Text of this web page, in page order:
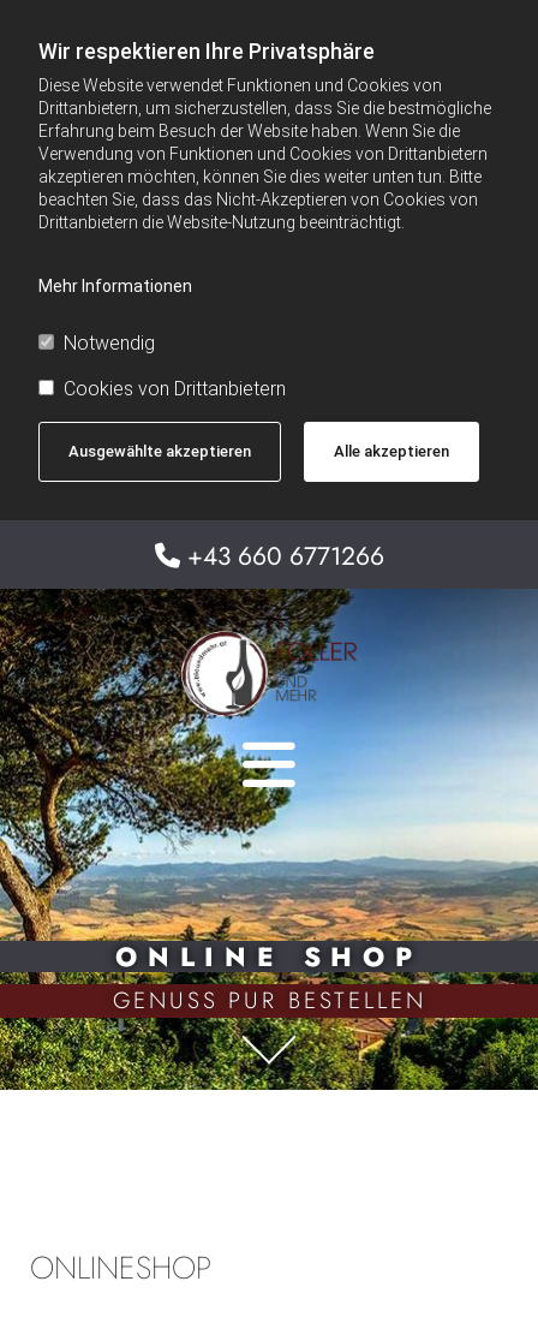
Wir respektieren Ihre Privatsphäre
Diese Website verwendet Funktionen und Cookies von
Drittanbietern, um sicherzustellen, dass Sie die bestmögliche
Erfahrung beim Besuch der Website haben. Wenn Sie die
Verwendung von Funktionen und Cookies von Drittanbietern
akzeptieren möchten, können Sie dies weiter unten tun. Bitte
beachten Sie, dass das Nicht-Akzeptieren von Cookies von
Drittanbietern die Website-Nutzung beeinträchtigt.
Mehr Informationen
Notwendig
Cookies von Drittanbietern
Ausgewählte akzeptieren Alle akzeptieren
 +43 660 6771266
ONLINE SHOP
GENUSS PUR BESTELLEN
ONLINESHOP